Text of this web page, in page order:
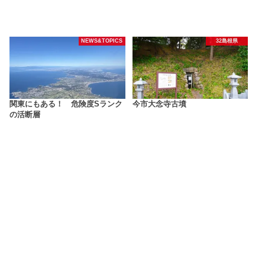
NEWS&TOPICS
関東にもある！ 危険度Sランク
の活断層
32島根県
今市大念寺古墳